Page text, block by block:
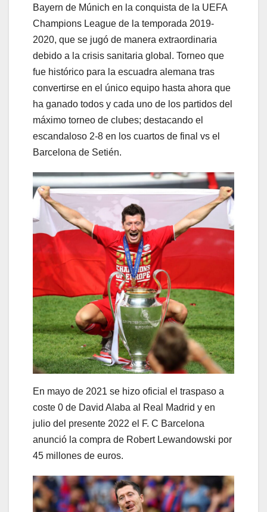
Bayern de Múnich en la conquista de la UEFA
Champions League de la temporada 2019-
2020, que se jugó de manera extraordinaria
debido a la crisis sanitaria global. Torneo que
fue histórico para la escuadra alemana tras
convertirse en el único equipo hasta ahora que
ha ganado todos y cada uno de los partidos del
máximo torneo de clubes; destacando el
escandaloso 2-8 en los cuartos de final vs el
Barcelona de Setién.
En mayo de 2021 se hizo oficial el traspaso a
coste 0 de David Alaba al Real Madrid y en
julio del presente 2022 el F. C Barcelona
anunció la compra de Robert Lewandowski por
45 millones de euros.